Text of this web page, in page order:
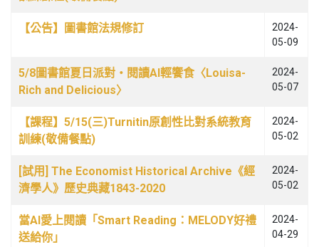
【公告】圖書館法規修訂
2024-
05-09
5/8圖書館夏日派對‧閱讀AI輕饗食〈Louisa-
Rich and Delicious〉
2024-
05-07
【課程】5/15(三)Turnitin原創性比對系統教育
訓練(敬備餐點)
2024-
05-02
[試用] The Economist Historical Archive《經
濟學人》歷史典藏1843-2020
2024-
05-02
當AI愛上閱讀「Smart Reading：MELODY好禮
送給你」
2024-
04-29